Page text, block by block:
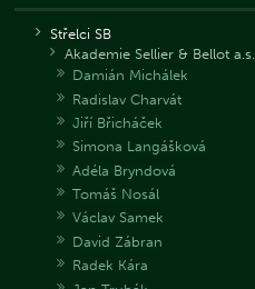
Střelci SB
Akademie Sellier & Bellot a.s.
Damián Michálek
Radislav Charvát
Jiří Břicháček
Simona Langášková
Adéla Bryndová
Tomáš Nosál
Václav Samek
David Zábran
Radek Kára